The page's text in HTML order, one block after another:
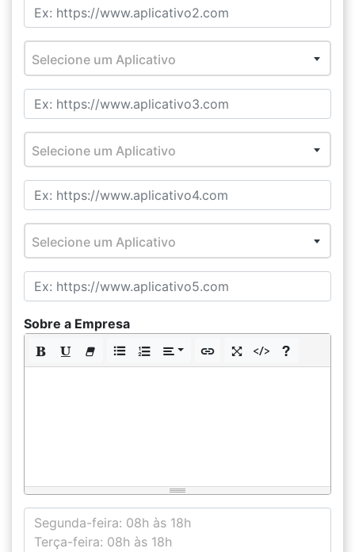
Selecione um Aplicativo
Selecione um Aplicativo
Selecione um Aplicativo
Sobre a Empresa